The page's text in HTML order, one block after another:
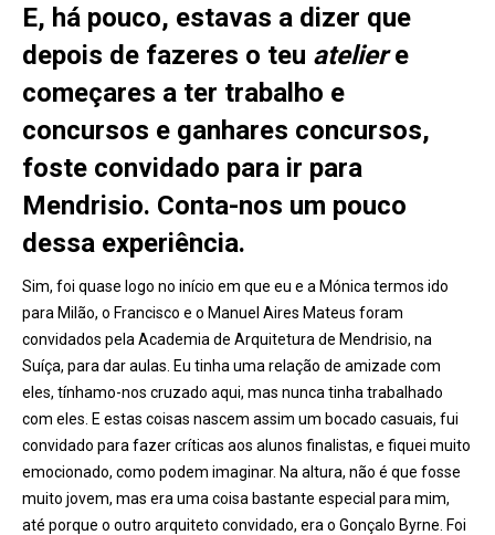
E, há pouco, estavas a dizer que
depois de fazeres o teu ateliere
começares a ter trabalho e
concursos e ganhares concursos,
foste convidado para ir para
Mendrisio. Conta-nos um pouco
dessa experiência.
Sim, foi quase logo no início em que eu e a Mónica termos ido
para Milão, o Francisco e o Manuel Aires Mateus foram
convidados pela Academia de Arquitetura de Mendrisio, na
Suíça, para dar aulas. Eu tinha uma relação de amizade com
eles, tínhamo-nos cruzado aqui, mas nunca tinha trabalhado
com eles. E estas coisas nascem assim um bocado casuais, fui
convidado para fazer críticas aos alunos finalistas, e fiquei muito
emocionado, como podem imaginar. Na altura, não é que fosse
muito jovem, mas era uma coisa bastante especial para mim,
até porque o outro arquiteto convidado, era o Gonçalo Byrne. Foi